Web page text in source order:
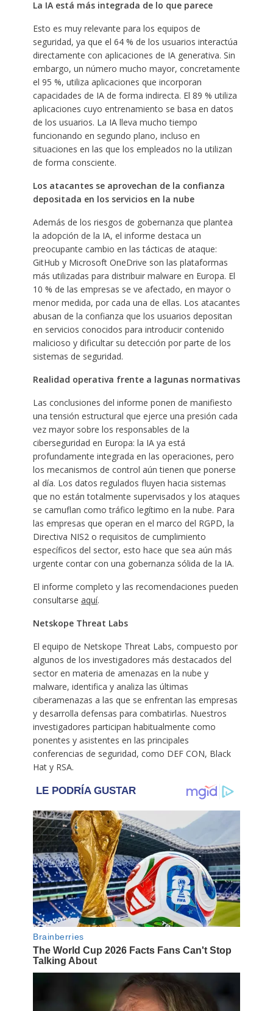
La IA está más integrada de lo que parece
Esto es muy relevante para los equipos de
seguridad, ya que el 64 % de los usuarios interactúa
directamente con aplicaciones de IA generativa. Sin
embargo, un número mucho mayor, concretamente
el 95 %, utiliza aplicaciones que incorporan
capacidades de IA de forma indirecta. El 89 % utiliza
aplicaciones cuyo entrenamiento se basa en datos
de los usuarios. La IA lleva mucho tiempo
funcionando en segundo plano, incluso en
situaciones en las que los empleados no la utilizan
de forma consciente.
Los atacantes se aprovechan de la confianza
depositada en los servicios en la nube
Además de los riesgos de gobernanza que plantea
la adopción de la IA, el informe destaca un
preocupante cambio en las tácticas de ataque:
GitHub y Microsoft OneDrive son las plataformas
más utilizadas para distribuir malware en Europa. El
10 % de las empresas se ve afectado, en mayor o
menor medida, por cada una de ellas. Los atacantes
abusan de la confianza que los usuarios depositan
en servicios conocidos para introducir contenido
malicioso y dificultar su detección por parte de los
sistemas de seguridad.
Realidad operativa frente a lagunas normativas
Las conclusiones del informe ponen de manifiesto
una tensión estructural que ejerce una presión cada
vez mayor sobre los responsables de la
ciberseguridad en Europa: la IA ya está
profundamente integrada en las operaciones, pero
los mecanismos de control aún tienen que ponerse
al día. Los datos regulados fluyen hacia sistemas
que no están totalmente supervisados y los ataques
se camuflan como tráfico legítimo en la nube. Para
las empresas que operan en el marco del RGPD, la
Directiva NIS2 o requisitos de cumplimiento
específicos del sector, esto hace que sea aún más
urgente contar con una gobernanza sólida de la IA.
El informe completo y las recomendaciones pueden
consultarse aquí.
Netskope Threat Labs
El equipo de Netskope Threat Labs, compuesto por
algunos de los investigadores más destacados del
sector en materia de amenazas en la nube y
malware, identifica y analiza las últimas
ciberamenazas a las que se enfrentan las empresas
y desarrolla defensas para combatirlas. Nuestros
investigadores participan habitualmente como
ponentes y asistentes en las principales
conferencias de seguridad, como DEF CON, Black
Hat y RSA.